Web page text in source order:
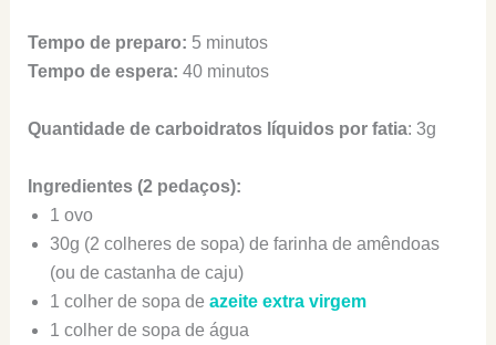
Tempo de preparo: 5 minutos
Tempo de espera: 40 minutos
Quantidade de carboidratos líquidos por fatia: 3g
Ingredientes (2 pedaços):
1 ovo
30g (2 colheres de sopa) de farinha de amêndoas
(ou de castanha de caju)
1 colher de sopa de azeite extra virgem
1 colher de sopa de água